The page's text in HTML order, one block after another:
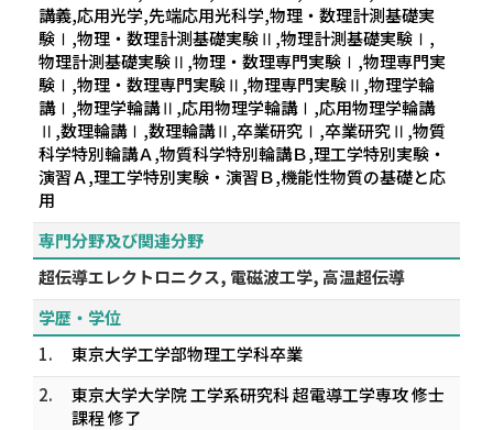
講義,応用光学,先端応用光科学,物理・数理計測基礎実
験Ⅰ,物理・数理計測基礎実験Ⅱ,物理計測基礎実験Ⅰ,
物理計測基礎実験Ⅱ,物理・数理専門実験Ⅰ,物理専門実
験Ⅰ,物理・数理専門実験Ⅱ,物理専門実験Ⅱ,物理学輪
講Ⅰ,物理学輪講Ⅱ,応用物理学輪講Ⅰ,応用物理学輪講
Ⅱ,数理輪講Ⅰ,数理輪講Ⅱ,卒業研究Ⅰ,卒業研究Ⅱ,物質
科学特別輪講Ａ,物質科学特別輪講Ｂ,理工学特別実験・
演習Ａ,理工学特別実験・演習Ｂ,機能性物質の基礎と応
用
専門分野及び関連分野
超伝導エレクトロニクス, 電磁波工学, 高温超伝導
学歴・学位
1.
東京大学工学部物理工学科卒業
2.
東京大学大学院 工学系研究科 超電導工学専攻 修士
課程 修了